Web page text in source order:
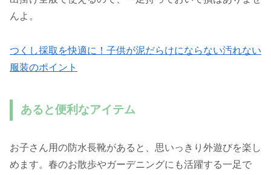
んよ。
つくし採取を快適に！子供が泥だらけにならない汚れない
服装のポイント
あると便利なアイテム
お子さん用の防水長靴があると、思いっきり外遊びを楽し
めます。春のお散歩やガーデニングにも活躍する一足で